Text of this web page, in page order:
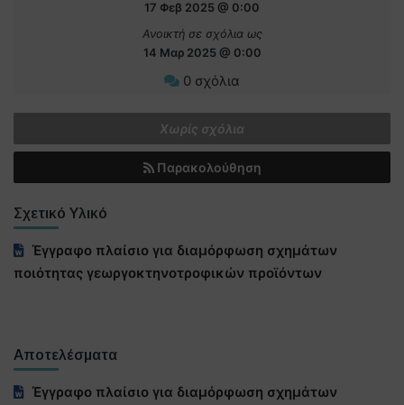
17 Φεβ 2025 @ 0:00
Ανοικτή σε σχόλια ως
14 Μαρ 2025 @ 0:00
0 σχόλια
Χωρίς σχόλια
Παρακολούθηση
Σχετικό Υλικό
Έγγραφο πλαίσιο για διαμόρφωση σχημάτων
ποιότητας γεωργοκτηνοτροφικών προϊόντων
Αποτελέσματα
Έγγραφο πλαίσιο για διαμόρφωση σχημάτων